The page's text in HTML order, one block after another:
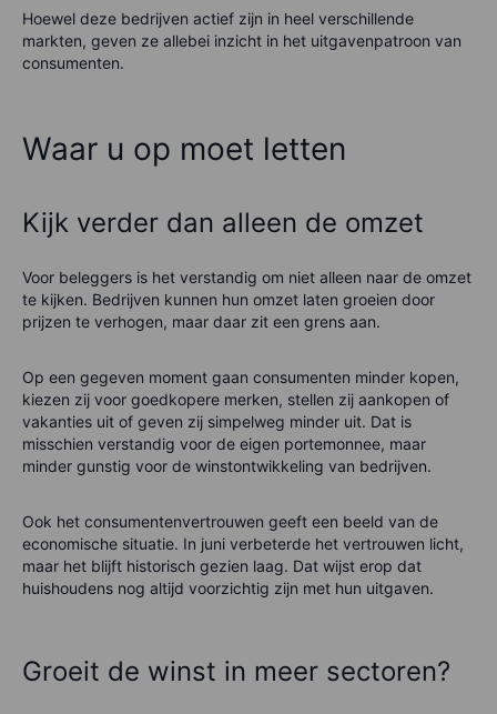
Hoewel deze bedrijven actief zijn in heel verschillende
markten, geven ze allebei inzicht in het uitgavenpatroon van
consumenten.
Waar u op moet letten
Kijk verder dan alleen de omzet
Voor beleggers is het verstandig om niet alleen naar de omzet
te kijken. Bedrijven kunnen hun omzet laten groeien door
prijzen te verhogen, maar daar zit een grens aan.
Op een gegeven moment gaan consumenten minder kopen,
kiezen zij voor goedkopere merken, stellen zij aankopen of
vakanties uit of geven zij simpelweg minder uit. Dat is
misschien verstandig voor de eigen portemonnee, maar
minder gunstig voor de winstontwikkeling van bedrijven.
Ook het consumentenvertrouwen geeft een beeld van de
economische situatie. In juni verbeterde het vertrouwen licht,
maar het blijft historisch gezien laag. Dat wijst erop dat
huishoudens nog altijd voorzichtig zijn met hun uitgaven.
Groeit de winst in meer sectoren?